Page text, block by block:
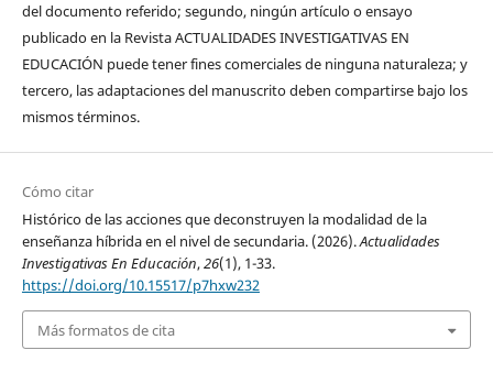
del documento referido; segundo, ningún artículo o ensayo
publicado en la Revista ACTUALIDADES INVESTIGATIVAS EN
EDUCACIÓN puede tener fines comerciales de ninguna naturaleza; y
tercero, las adaptaciones del manuscrito deben compartirse bajo los
mismos términos.
Cómo citar
Histórico de las acciones que deconstruyen la modalidad de la
enseñanza híbrida en el nivel de secundaria. (2026).Actualidades
Investigativas En Educación,26(1), 1-33.
https://doi.org/10.15517/p7hxw232
Más formatos de cita